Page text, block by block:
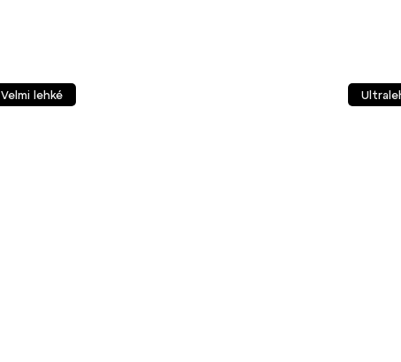
Velmi lehké